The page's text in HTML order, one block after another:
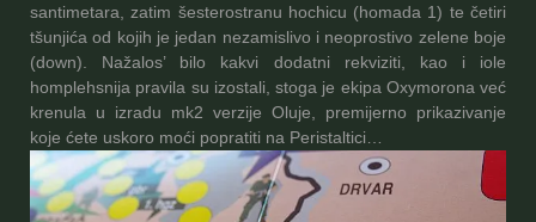
santimetara, zatim šesterostranu hochicu (homada 1) te četiri
tšunjića od kojih je jedan nezamislivo i neoprostivo zelene boje
(down). Nažalos’ bilo kakvi dodatni rekviziti, kao i iole
homplehsnija pravila su izostali, stoga je ekipa Oxymorona već
krenula u izradu mk2 verzije Oluje, premijerno prikazivanje
koje ćete uskoro moći popratiti na Peristaltici…